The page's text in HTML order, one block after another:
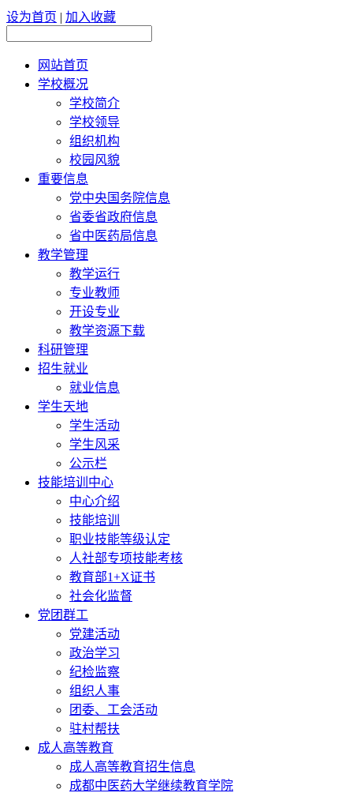
设为首页 | 加入收藏
网站首页
学校概况
学校简介
学校领导
组织机构
校园风貌
重要信息
党中央国务院信息
省委省政府信息
省中医药局信息
教学管理
教学运行
专业教师
开设专业
教学资源下载
科研管理
招生就业
就业信息
学生天地
学生活动
学生风采
公示栏
技能培训中心
中心介绍
技能培训
职业技能等级认定
人社部专项技能考核
教育部1+X证书
社会化监督
党团群工
党建活动
政治学习
纪检监察
组织人事
团委、工会活动
驻村帮扶
成人高等教育
成人高等教育招生信息
成都中医药大学继续教育学院